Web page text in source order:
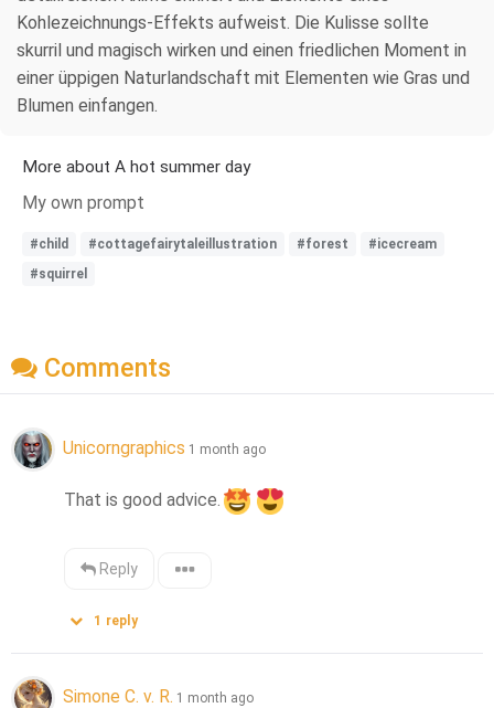
Kohlezeichnungs-Effekts aufweist. Die Kulisse sollte
skurril und magisch wirken und einen friedlichen Moment in
einer üppigen Naturlandschaft mit Elementen wie Gras und
Blumen einfangen.
More about A hot summer day
My own prompt
#child #cottagefairytaleillustration #forest
#icecream
#squirrel
Comments
Unicorngraphics 1 month ago
That is good advice.
Reply
1 reply
Simone C. v. R. 1 month ago